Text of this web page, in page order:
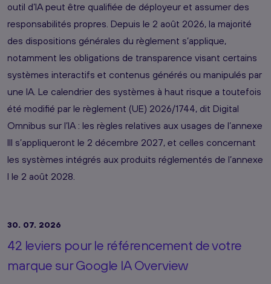
outil d’IA peut être qualifiée de déployeur et assumer des
responsabilités propres. Depuis le 2 août 2026, la majorité
des dispositions générales du règlement s’applique,
notamment les obligations de transparence visant certains
systèmes interactifs et contenus générés ou manipulés par
une IA. Le calendrier des systèmes à haut risque a toutefois
été modifié par le règlement (UE) 2026/1744, dit Digital
Omnibus sur l’IA : les règles relatives aux usages de l’annexe
III s’appliqueront le 2 décembre 2027, et celles concernant
les systèmes intégrés aux produits réglementés de l’annexe
I le 2 août 2028.
30. 07. 2026
42 leviers pour le référencement de votre
marque sur Google IA Overview